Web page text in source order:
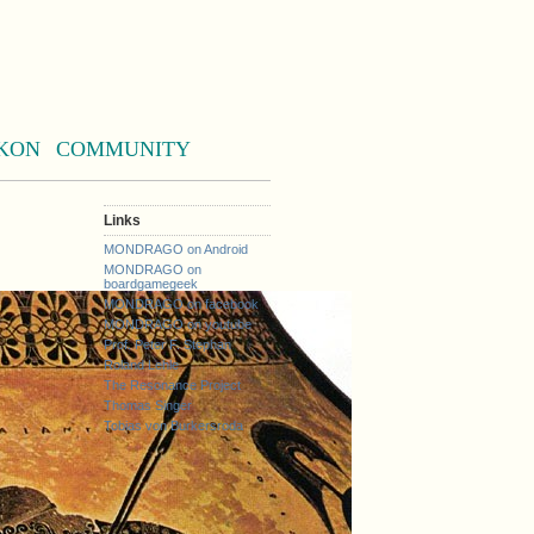
COMMUNITY
Links
MONDRAGO on Android
MONDRAGO on
boardgamegeek
MONDRAGO on facebook
MONDRAGO on youtube
Prof. Peter F. Stephan
Roland Lehle
The Resonance Project
Thomas Singer
Tobias von Burkersroda